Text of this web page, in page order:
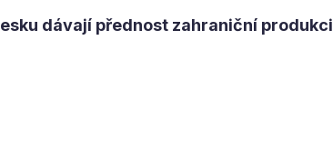
dávají přednost zahraniční produkci